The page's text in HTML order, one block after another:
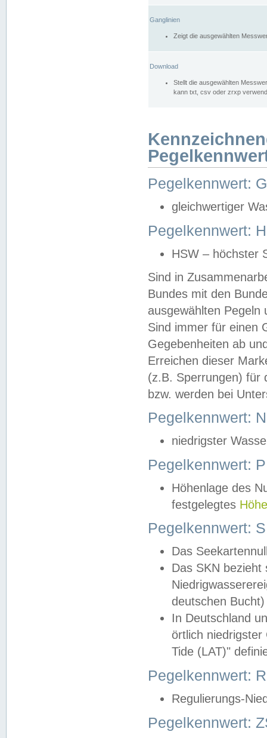
Ganglinien
Zeigt die ausgewählten
Download
Stellt die ausgewählten
kann txt, csv oder zrxp
Pegelkennwert:
gleichwertiger
Pegelkennwert:
HSW – höchster
Sind in
Bundes mit den
ausgewählten
Sind immer für einen
Gegebenheiten ab
Erreichen dieser
(z.B. Sperrungen) für
bzw. werden bei
Pegelkennwert:
niedrigster
Pegelkennwert:
Höhenlage des
festgelegtes
Pegelkennwert:
Das
Das SKN
deutschen
In Deutschland
örtlich
Tide (LAT)"
Pegelkennwert:
Regulierungs-
Pegelkennwert: